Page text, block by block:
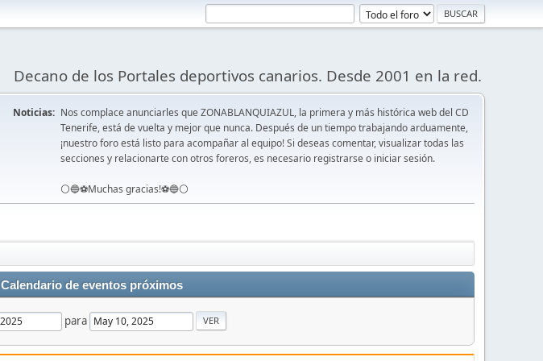
Decano de los Portales deportivos canarios. Desde 2001 en la red.
Noticias: Nos complace anunciarles que ZONABLANQUIAZUL, la primera y más histórica web del CD
Tenerife, está de vuelta y mejor que nunca. Después de un tiempo trabajando arduamente,
¡nuestro foro está listo para acompañar al equipo! Si deseas comentar, visualizar todas las
secciones y relacionarte con otros foreros, es necesario registrarse o iniciar sesión.
⚪️🔵⚽️Muchas gracias!⚽️🔵⚪️
Calendario de eventos próximos
para